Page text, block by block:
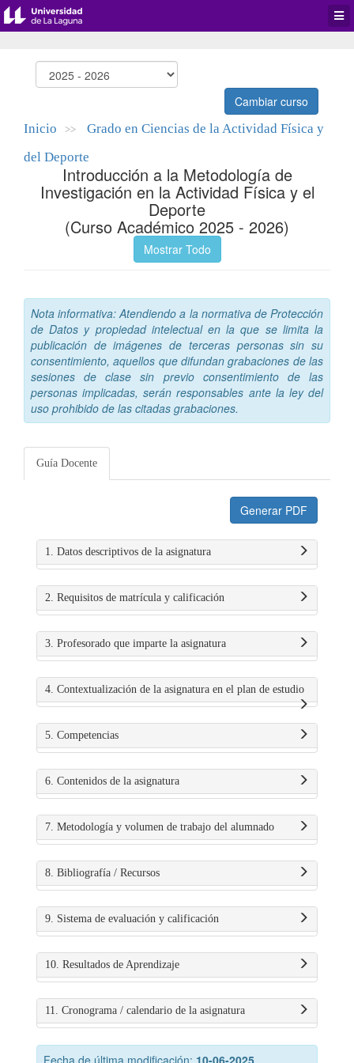
Cambiar curso
Inicio >>
Grado en Ciencias de la Actividad Física y
del Deporte
Introducción a la Metodología de
Investigación en la Actividad Física y el
Deporte
(Curso Académico 2025 - 2026)
Mostrar Todo
Nota informativa: Atendiendo a la normativa de Protección
de Datos y propiedad intelectual en la que se limita la
publicación de imágenes de terceras personas sin su
consentimiento, aquellos que difundan grabaciones de las
sesiones de clase sin previo consentimiento de las
personas implicadas, serán responsables ante la ley del
uso prohibido de las citadas grabaciones.
Guía Docente
Generar PDF
1. Datos descriptivos de la asignatura
2. Requisitos de matrícula y calificación
3. Profesorado que imparte la asignatura
4. Contextualización de la asignatura en el plan de estudio
5. Competencias
6. Contenidos de la asignatura
7. Metodología y volumen de trabajo del alumnado
8. Bibliografía / Recursos
9. Sistema de evaluación y calificación
10. Resultados de Aprendizaje
11. Cronograma / calendario de la asignatura
Fecha de última modificación: 10-06-2025